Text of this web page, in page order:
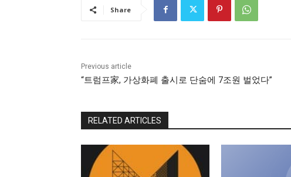
Share
Previous article
“트럼프家, 가상화폐 출시로 단숨에 7조원 벌었다”
RELATED ARTICLES